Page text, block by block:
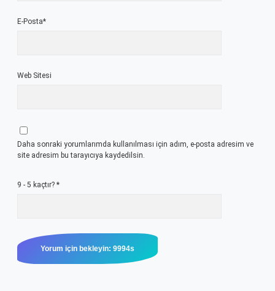
E-Posta*
Web Sitesi
Daha sonraki yorumlarımda kullanılması için adım, e-posta adresim ve
site adresim bu tarayıcıya kaydedilsin.
9 - 5 kaçtır? *